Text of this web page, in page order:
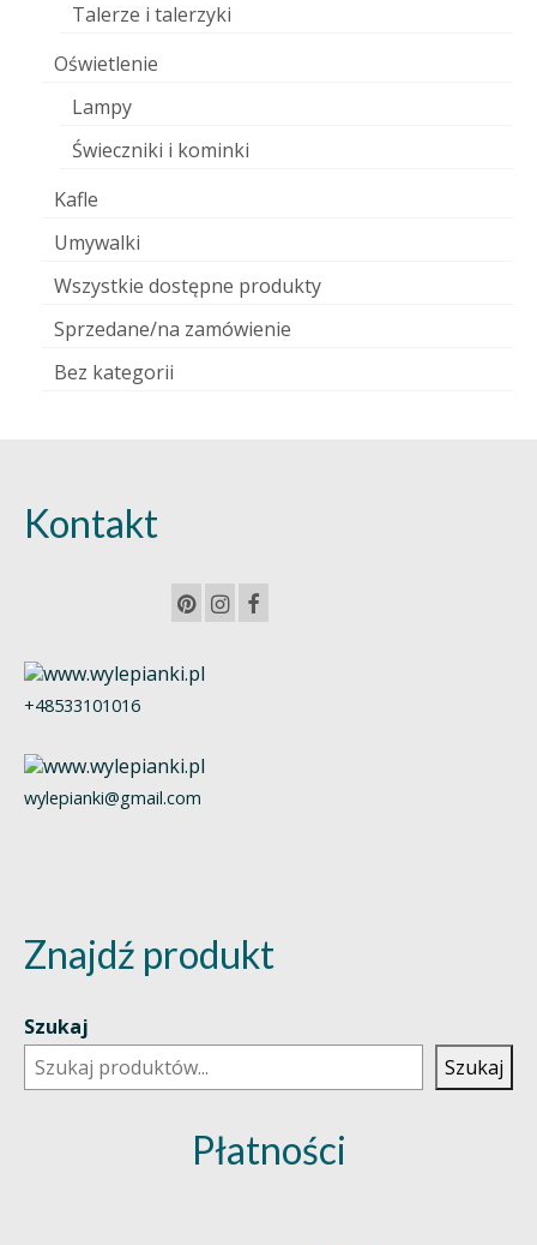
Talerze i talerzyki
Oświetlenie
Lampy
Świeczniki i kominki
Kafle
Umywalki
Wszystkie dostępne produkty
Sprzedane/na zamówienie
Bez kategorii
Kontakt
+48533101016
wylepianki@gmail.com
Znajdź produkt
Szukaj
Szukaj
Płatności